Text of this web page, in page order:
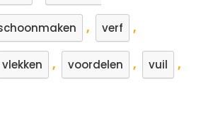
, verf ,
vlekken , voordelen , vuil ,